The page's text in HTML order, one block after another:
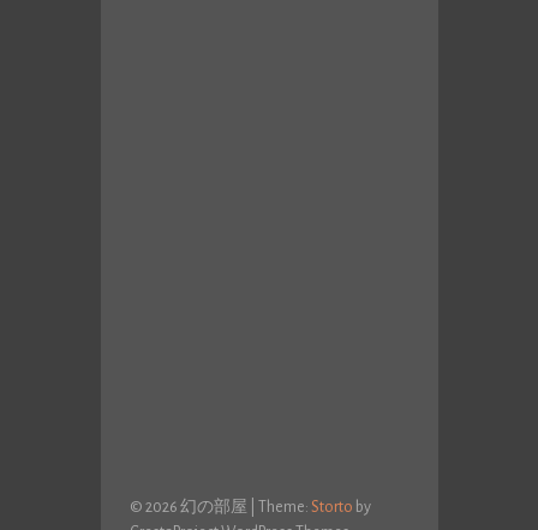
© 2026 幻の部屋 Theme: Storto by